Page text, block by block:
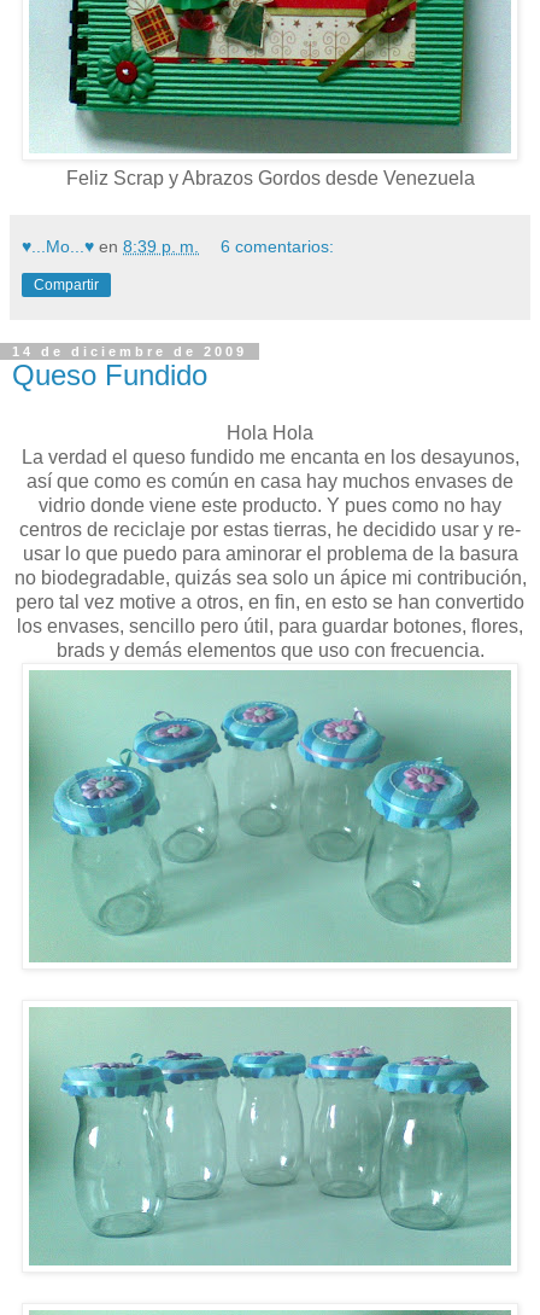
Feliz Scrap y Abrazos Gordos desde Venezuela
♥...Mo...♥ en 8:39 p. m. 6 comentarios:
Compartir
14 de diciembre de 2009
Queso Fundido
Hola Hola
La verdad el queso fundido me encanta en los desayunos,
así que como es común en casa hay muchos envases de
vidrio donde viene este producto. Y pues como no hay
centros de reciclaje por estas tierras, he decidido usar y re-
usar lo que puedo para aminorar el problema de la basura
no biodegradable, quizás sea solo un ápice mi contribución,
pero tal vez motive a otros, en fin, en esto se han convertido
los envases, sencillo pero útil, para guardar botones, flores,
brads y demás elementos que uso con frecuencia.